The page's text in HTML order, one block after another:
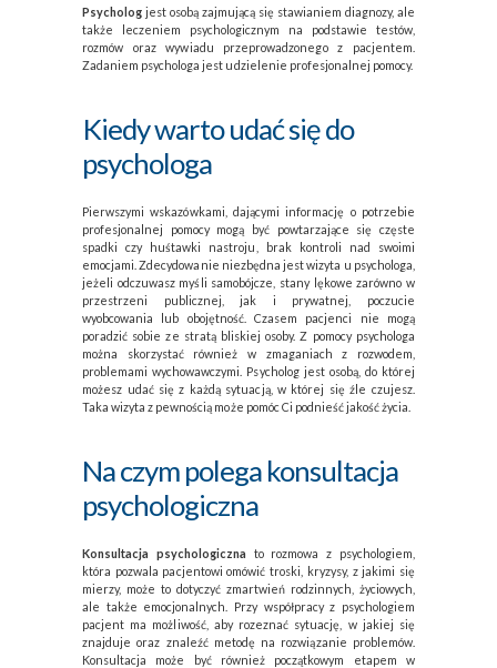
Psycholog jest osobą zajmującą się stawianiem diagnozy, ale
także leczeniem psychologicznym na podstawie testów,
rozmów oraz wywiadu przeprowadzonego z pacjentem.
Zadaniem psychologa jest udzielenie profesjonalnej pomocy.
Kiedy warto udać się do
psychologa
Pierwszymi wskazówkami, dającymi informację o potrzebie
profesjonalnej pomocy mogą być powtarzające się częste
spadki czy huśtawki nastroju, brak kontroli nad swoimi
emocjami. Zdecydowanie niezbędna jest wizyta u psychologa,
jeżeli odczuwasz myśli samobójcze, stany lękowe zarówno w
przestrzeni publicznej, jak i prywatnej, poczucie
wyobcowania lub obojętność. Czasem pacjenci nie mogą
poradzić sobie ze stratą bliskiej osoby. Z pomocy psychologa
można skorzystać również w zmaganiach z rozwodem,
problemami wychowawczymi. Psycholog jest osobą, do której
możesz udać się z każdą sytuacją, w której się źle czujesz.
Taka wizyta z pewnością może pomóc Ci podnieść jakość życia.
Na czym polega konsultacja
psychologiczna
Konsultacja psychologiczna to rozmowa z psychologiem,
która pozwala pacjentowi omówić troski, kryzysy, z jakimi się
mierzy, może to dotyczyć zmartwień rodzinnych, życiowych,
ale także emocjonalnych. Przy współpracy z psychologiem
pacjent ma możliwość, aby rozeznać sytuację, w jakiej się
znajduje oraz znaleźć metodę na rozwiązanie problemów.
Konsultacja może być również początkowym etapem w